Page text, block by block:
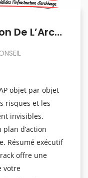
Fast Track – Vérification De L’Archivage
objet par objet
risques et les
invisibles.
d’action
Résumé exécutif
offre une
votre